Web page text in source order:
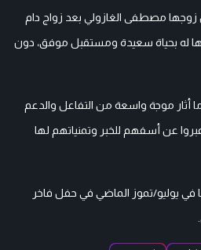
زوجها مصطفى الغازولي بعد زواج دام
له بحياة سعيدة ومستقبل موفق، دون
أثار موجة واسعة من التفاعل والدعم
عن أسفهم للخبر وتمنياتهم لها
في يوليو/تموز الماضي في حفل فاخر